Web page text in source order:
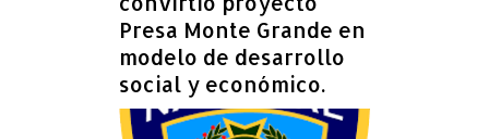
Presa Monte Grande en
modelo de desarrollo
social y económico.